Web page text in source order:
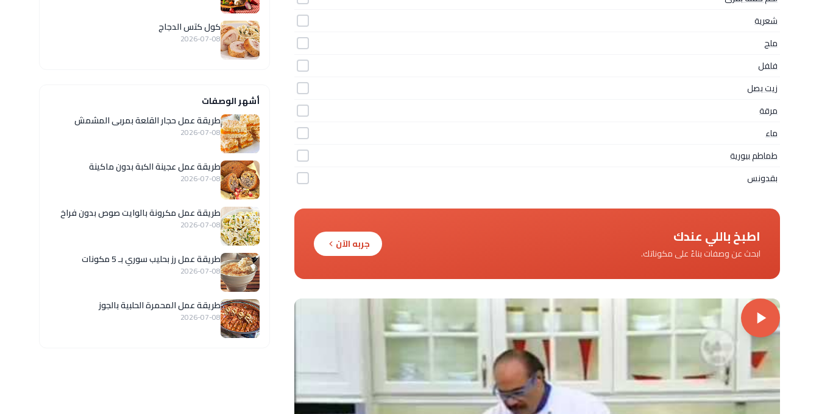
شعرية
ملح
فلفل
زيت بصل
مرقة
ماء
طماطم بيورية
بقدونس
اطبخ باللي عندك
ابحث عن وصفات بناءً على مكوناتك.
جربه الآن
كول كتس الدجاج
2026-07-08
أشهر الوصفات
طريقة عمل حجار القلعة بمربى المشمش
2026-07-08
طريقة عمل عجينة الكبة بدون ماكينة
2026-07-08
طريقة عمل مكرونة بالوايت صوص بدون فراخ
2026-07-08
طريقة عمل رز بحليب سوري بـ 5 مكونات
2026-07-08
طريقة عمل المحمرة الحلبية بالجوز
2026-07-08